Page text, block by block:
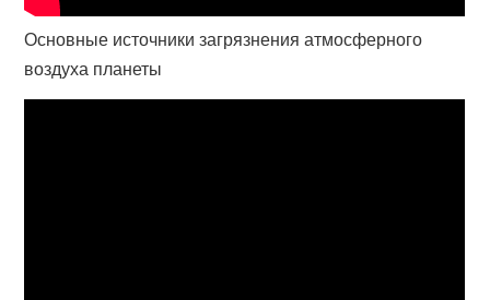
Основные источники загрязнения атмосферного
воздуха планеты